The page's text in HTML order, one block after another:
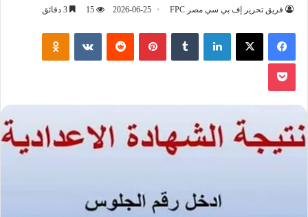
فريق تحرير إف بي سي مصر FPC 2026-06-25
15
فيسبوك ‫X لينكدإن بينتيريست